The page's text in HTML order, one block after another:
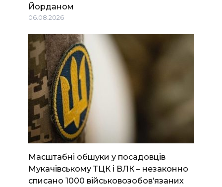
Йорданом
06.08.2026
Масштабні обшуки у посадовців
Мукачівському ТЦК і ВЛК – незаконно
списано 1000 військовозобов’язаних